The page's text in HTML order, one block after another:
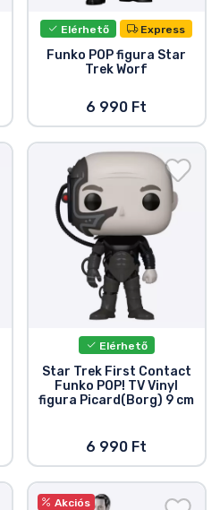
Elérhető Express
Funko POP figura Star
Trek Worf
6 990 Ft
Elérhető
Star Trek First Contact
Funko POP! TV Vinyl
figura Picard(Borg) 9 cm
6 990 Ft
Akciós